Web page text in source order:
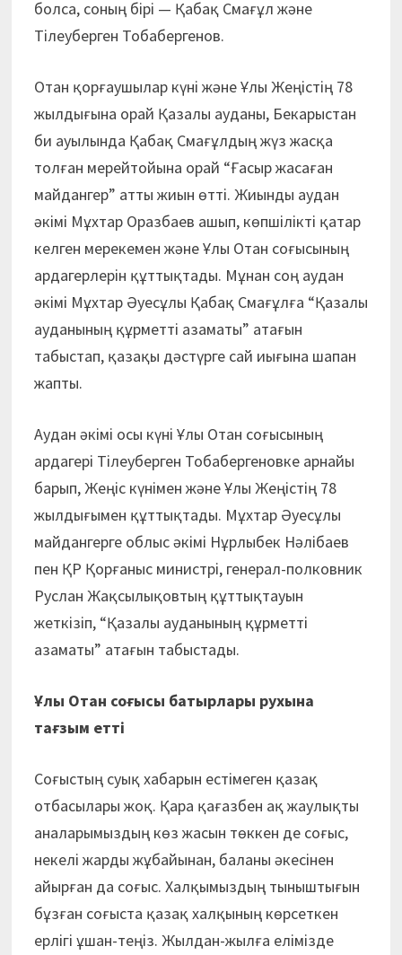
болса, соның бірі — Қабақ Смағұл және
Тілеуберген Тобабергенов.
Отан қорғаушылар күні және Ұлы Жеңістің 78
жылдығына орай Қазалы ауданы, Бекарыстан
би ауылында Қабақ Смағұлдың жүз жасқа
толған мерейтойына орай “Ғасыр жасаған
майдангер” атты жиын өтті. Жиынды аудан
әкімі Мұхтар Оразбаев ашып, көпшілікті қатар
келген мерекемен және Ұлы Отан соғысының
ардагерлерін құттықтады. Мұнан соң аудан
әкімі Мұхтар Әуесұлы Қабақ Смағұлға “Қазалы
ауданының құрметті азаматы” атағын
табыстап, қазақы дәстүрге сай иығына шапан
жапты.
Аудан әкімі осы күні Ұлы Отан соғысының
ардагері Тілеуберген Тобабергеновке арнайы
барып, Жеңіс күнімен және Ұлы Жеңістің 78
жылдығымен құттықтады. Мұхтар Әуесұлы
майдангерге облыс әкімі Нұрлыбек Нәлібаев
пен ҚР Қорғаныс министрі, генерал-полковник
Руслан Жақсылықовтың құттықтауын
жеткізіп, “Қазалы ауданының құрметті
азаматы” атағын табыстады.
Ұлы Отан соғысы батырлары рухына
тағзым етті
Соғыстың суық хабарын естімеген қазақ
отбасылары жоқ. Қара қағазбен ақ жаулықты
аналарымыз­дың көз жасын төккен де соғыс,
некелі жарды жұбайынан, баланы әкесінен
айырған да соғыс. Халқымыздың тыныштығын
бұзған соғыс­та қазақ халқының көрсеткен
ерлігі ұшан-теңіз. Жылдан-жылға елімізде